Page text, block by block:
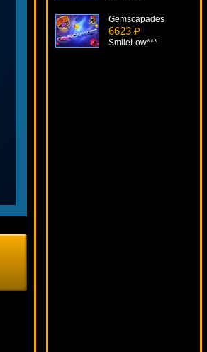
Gemscapades
6623 ₽
SmileLow***